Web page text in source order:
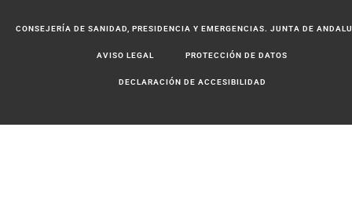
CONSEJERÍA DE SANIDAD, PRESIDENCIA Y EMERGENCIAS. JUNTA DE
AVISO LEGAL PROTECCIÓN DE DATOS
DECLARACIÓN DE ACCESIBILIDAD